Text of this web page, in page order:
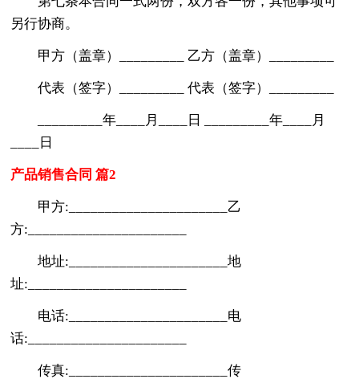
另行协商。
甲方（盖章）_________ 乙方（盖章）_________
代表（签字）_________ 代表（签字）_________
_________年____月____日 _________年____月
____日
产品销售合同 篇2
甲方:______________________乙
方:______________________
地址:______________________地
址:______________________
电话:______________________电
话:______________________
传真:______________________传